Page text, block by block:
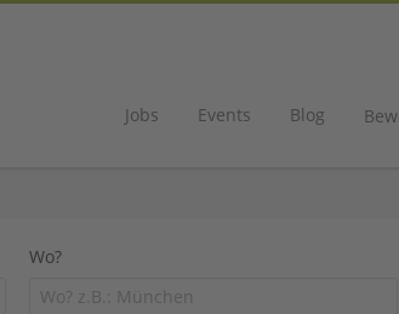
Jobs Events Blog
Wo?